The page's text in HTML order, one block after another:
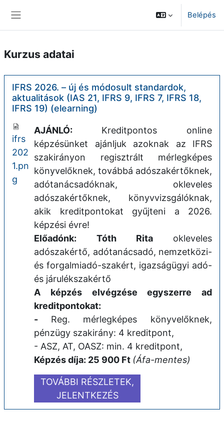
Belépés
Kurzus adatai
IFRS 2026. – új és módosult standardok,
aktualitások (IAS 21, IFRS 9, IFRS 7, IFRS 18,
IFRS 19) (elearning)
ifrs
202
1.pn
g
AJÁNLÓ: Kreditpontos online
képzésünket ajánljuk azoknak az IFRS
szakirányon regisztrált mérlegképes
könyvelőknek, továbbá adószakértőknek,
adótanácsadóknak, okleveles
adószakértőknek, könyvvizsgálóknak,
akik kreditpontokat gyűjteni a 2026.
képzési évre!
Előadónk: Tóth Rita okleveles
adószakértő, adótanácsadó, nemzetközi-
és forgalmiadó-szakért, igazságügyi adó-
és járulékszakértő
A képzés elvégzése egyszerre ad
kreditpontokat:
- Reg. mérlegképes könyvelőknek,
pénzügy szakirány: 4 kreditpont,
- ASZ, AT, OASZ: min. 4 kreditpont,
Képzés díja: 25 900 Ft (Áfa-mentes)
TOVÁBBI RÉSZLETEK,
JELENTKEZÉS